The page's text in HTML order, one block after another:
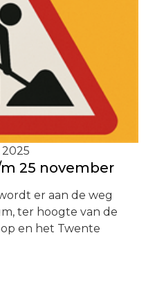
25 november
er aan de weg
ter hoogte van de
en het Twente